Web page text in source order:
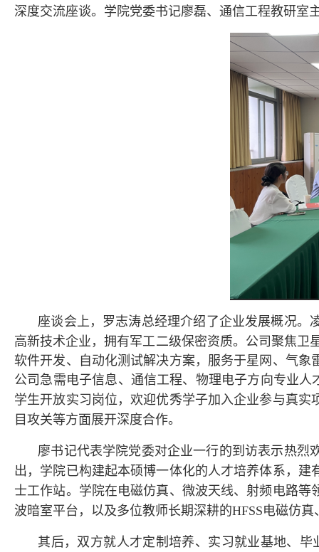
深度交流座谈。学院党委书记廖磊、通信工程教研室
座谈会上，罗志涛总经理介绍了企业发展概况。
高新技术企业，拥有军工二级保密资质。公司聚焦卫
软件开发、自动化测试解决方案，服务于星网、气
公司急需电子信息、通信工程、物理电子方向专业
学生开放实习岗位，欢迎优秀学子加入企业参与真实
目攻关等方面展开深度合作。
廖书记代表学院党委对企业一行的到访表示热
出，学院已构建起本硕博一体化的人才培养体系，
士工作站。学院在电磁仿真、微波天线、射频电路
波暗室平台，以及多位教师长期深耕的HFSS电磁仿
其后，双方就人才定制培养、实习就业基地、